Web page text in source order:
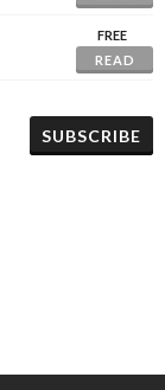
FREE
READ
SUBSCRIBE